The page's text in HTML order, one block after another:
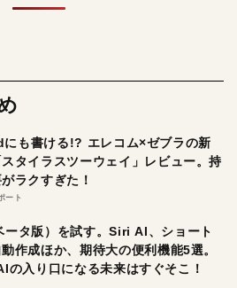
も書ける!? エレコム×ゼブラの新
タイラスツーウェイ」レビュー。持
ラクすぎた！
ート
ータ版）を試す。Siri AI、ショート
作成ほか、期待大の便利機能5選。
の入り口になる未来はすぐそこ！